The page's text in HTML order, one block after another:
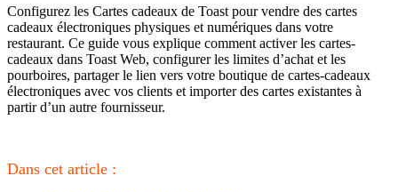
Configurez les Cartes cadeaux de Toast pour vendre des cartes
cadeaux électroniques physiques et numériques dans votre
restaurant. Ce guide vous explique comment activer les cartes-
cadeaux dans Toast Web, configurer les limites d’achat et les
pourboires, partager le lien vers votre boutique de cartes-cadeaux
électroniques avec vos clients et importer des cartes existantes à
partir d’un autre fournisseur.
Dans cet article :